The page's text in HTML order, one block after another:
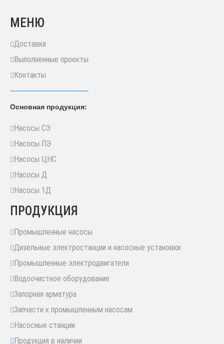
МЕНЮ
Доставка
Выполненные проекты
Контакты
Основная продукция:
Насосы СЭ
Насосы ПЭ
Насосы ЦНС
Насосы Д
Насосы 1Д
ПРОДУКЦИЯ
Промышленные насосы
Дизельные электростанции и насосные установки
Промышленные электродвигатели
Водоочистное оборудование
Запорная арматура
Запчасти к промышленным насосам
Насосные станции
Продукция в наличии